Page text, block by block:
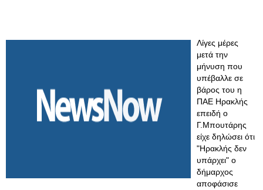
Λίγες μέρες
μετά την
μήνυση που
υπέβαλλε σε
βάρος του η
ΠΑΕ Ηρακλής
επειδή ο
Γ.Μπουτάρης
είχε δηλώσει ότι
"Ηρακλής δεν
υπάρχει" ο
δήμαρχος
αποφάσισε